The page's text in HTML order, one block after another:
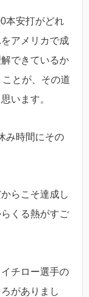
本安打がどれ
アメリカで成
できているか
とが、その道
います。
み時間にその
らこそ達成し
くる熱がすご
チロー選手の
がありまし